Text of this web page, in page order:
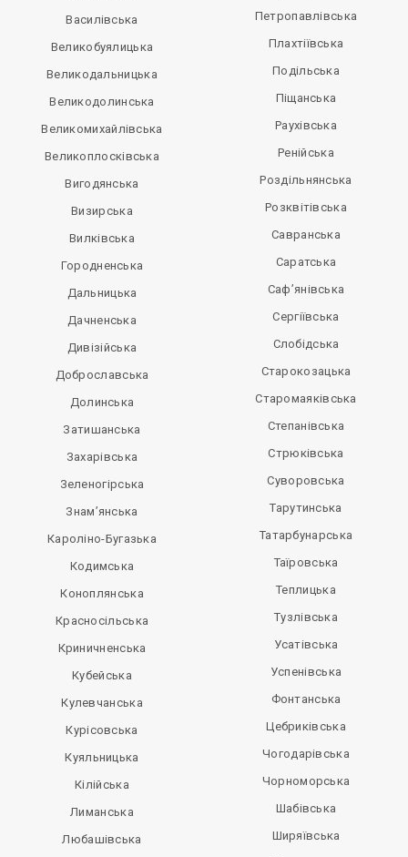
Василівська
Великобуялицька
Великодальницька
Великодолинська
Великомихайлівська
Великоплосківська
Вигодянська
Визирська
Вилківська
Городненська
Дальницька
Дачненська
Дивізійська
Доброславська
Долинська
Затишанська
Захарівська
Зеленогірська
Знам’янська
Кароліно-Бугазька
Кодимська
Коноплянська
Красносільська
Криничненська
Кубейська
Кулевчанська
Курісовська
Куяльницька
Кілійська
Лиманська
Любашівська
Петропавлівська
Плахтіївська
Подільська
Піщанська
Раухівська
Ренійська
Роздільнянська
Розквітівська
Савранська
Саратська
Саф’янівська
Сергіївська
Слобідська
Старокозацька
Старомаяківська
Степанівська
Стрюківська
Суворовська
Тарутинська
Татарбунарська
Таїровська
Теплицька
Тузлівська
Усатівська
Успенівська
Фонтанська
Цебриківська
Чогодарівська
Чорноморська
Шабівська
Ширяївська